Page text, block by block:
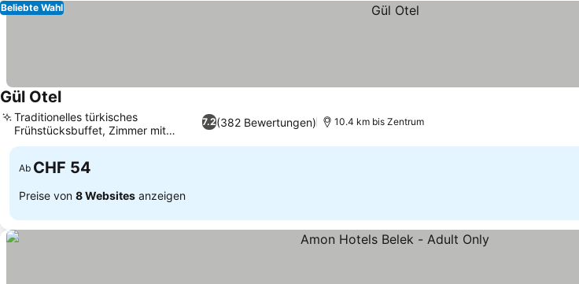
Beliebte Wahl
Gül Otel
7.2(382 Bewertungen)
Traditionelles türkisches
Frühstücksbuffet, Zimmer mit
Poolblick
10.4 km bis Zentrum
Ab CHF 54
Preise von 8 Websites anzeigen